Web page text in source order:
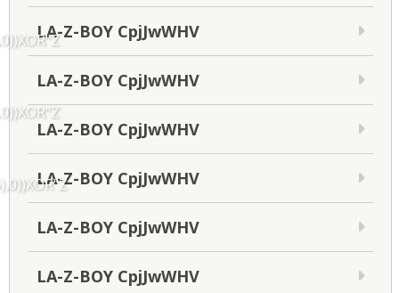
LA-Z-BOY CpjJwWHV
LA-Z-BOY CpjJwWHV
LA-Z-BOY CpjJwWHV
LA-Z-BOY CpjJwWHV
LA-Z-BOY CpjJwWHV
LA-Z-BOY CpjJwWHV